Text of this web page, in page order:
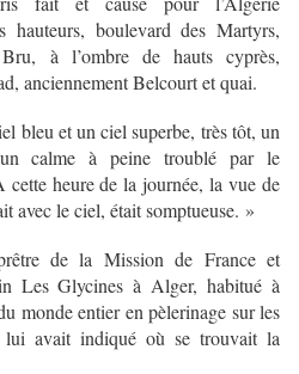
hauteurs, boulevard des Martyrs,
à l’ombre de hauts cyprès,
anciennement Belcourt et quai.
bleu et un ciel superbe, très tôt, un
calme à peine troublé par le
cette heure de la journée, la vue de
avec le ciel, était somptueuse. »
de la Mission de France et
Les Glycines à Alger, habitué à
monde entier en pèlerinage sur les
lui avait indiqué où se trouvait la